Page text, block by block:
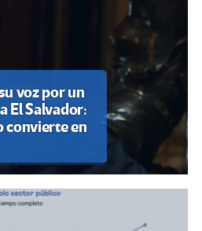
voz por un
El Salvador:
convierte en